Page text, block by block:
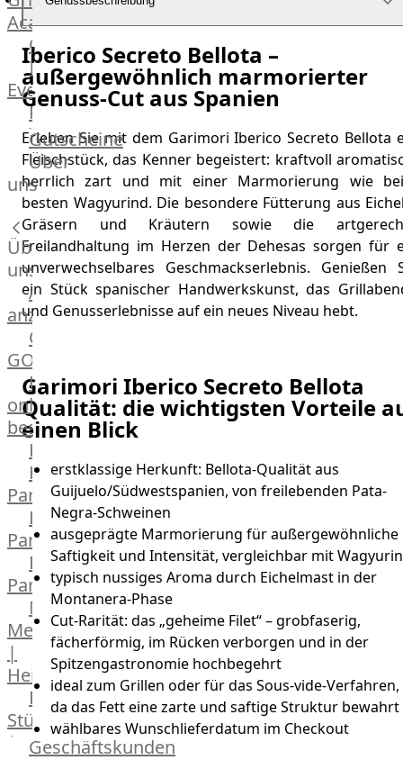
Academy
OTTO@Home
Individuelle
Events
Partner
Kalender
Gästehaus
Villa
Glanzstoff
Gutscheine
Über
uns
Über
uns
Alle
anzeigen
OTTO
GOURMET
Lebensmittel
online
bestellen
Karriere
Kochschul-
Partner
Depot-
Partner
Frischetheken-
Partner
Männer
Metzger
|
Heinsberg
Feinkost
Stüttgen
|
Geschäftskunden
Iberico Secreto Bellota –
außergewöhnlich marmorierter
Genuss-Cut aus Spanien
Erleben Sie mit dem Garimori Iberico Secreto Bellota
Fleischstück, das Kenner begeistert: kraftvoll
herrlich zart und mit einer Marmorierung wie
besten Wagyurind. Die besondere Fütterung aus
Gräsern und Kräutern sowie die
Freilandhaltung im Herzen der Dehesas sorgen für
unverwechselbares Geschmackserlebnis. Genießen
ein Stück spanischer Handwerkskunst, das
und Genusserlebnisse auf ein neues Niveau hebt.
Garimori Iberico Secreto Bellota
Qualität: die wichtigsten Vorteile
einen Blick
erstklassige Herkunft: Bellota-Qualität aus
Guijuelo/Südwestspanien, von freilebenden Pata-
Negra-Schweinen
ausgeprägte Marmorierung für außergewöhnliche
Saftigkeit und Intensität, vergleichbar mit
typisch nussiges Aroma durch Eichelmast in der
Montanera-Phase
Cut-Rarität: das „geheime Filet“ – grobfaserig,
fächerförmig, im Rücken verborgen und in der
Spitzengastronomie hochbegehrt
ideal zum Grillen oder für das Sous-vide-Verfahren,
da das Fett eine zarte und saftige Struktur bewahrt
wählbares Wunschlieferdatum im Checkout